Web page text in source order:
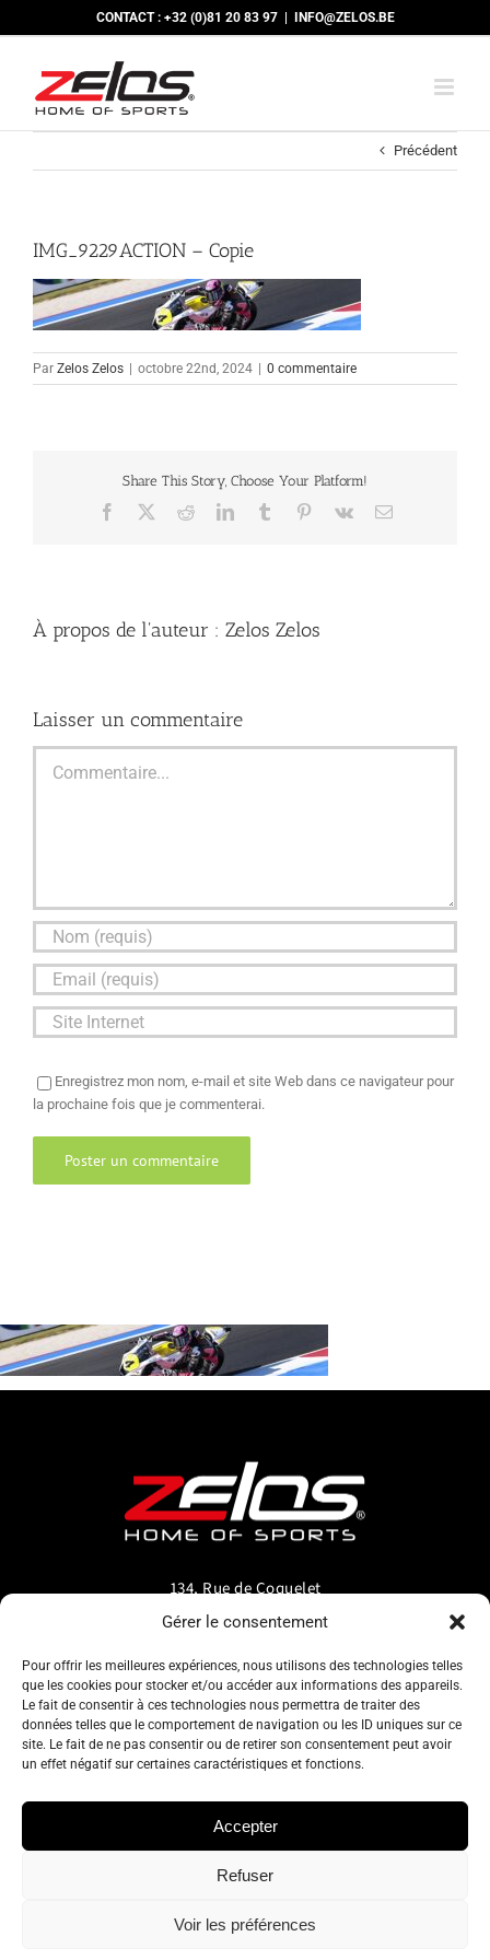
Gérer le consentement
Pour offrir les meilleures expériences, nous utilisons des technologies telles
que les cookies pour stocker et/ou accéder aux informations des appareils.
Le fait de consentir à ces technologies nous permettra de traiter des
données telles que le comportement de navigation ou les ID uniques sur ce
site. Le fait de ne pas consentir ou de retirer son consentement peut avoir
un effet négatif sur certaines caractéristiques et fonctions.
Accepter
Refuser
Voir les préférences
CONTACT : +32 (0)81 20 83 97 INFO@ZELOS.BE
Précédent
IMG_9229ACTION – Copie
Par Zelos Zelos octobre 22nd, 2024 0 commentaire
Share This Story, Choose Your Platform!
Facebook RedditLinkedInTumblr Pinterest
Vk Email
À propos de l'auteur : Zelos Zelos
Laisser un commentaire
Enregistrez mon nom, e-mail et site Web dans ce navigateur pour
la prochaine fois que je commenterai.
134, Rue de Coquelet
5000 Bouge-Namur
info@zelos.be
Tel : +32(0) 81/20.83.97
TVA : 0695.625.206
–Conditions générales d’utilisation